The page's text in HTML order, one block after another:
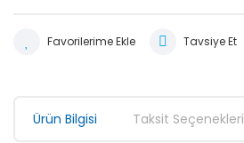
Tavsiye Et
Ürün Bilgisi Taksit Seçenekleri